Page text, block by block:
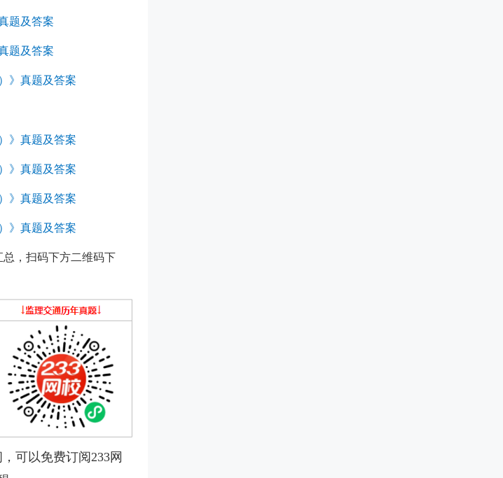
题及答案
题及答案
》真题及答案
》真题及答案
》真题及答案
》真题及答案
》真题及答案
，扫码下方二维码下
可以免费订阅233网